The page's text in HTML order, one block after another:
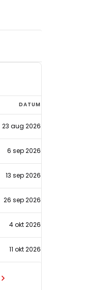
DATUM
23 aug 2026
6 sep 2026
13 sep 2026
26 sep 2026
4 okt 2026
11 okt 2026